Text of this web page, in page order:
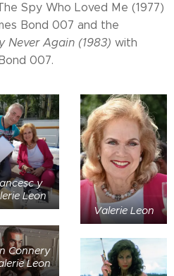
Spy Who Loved Me (1977)
Bond 007 and the
Never Again (1983) with
007.
y
Leon
Valerie Leon
Connery
Leon